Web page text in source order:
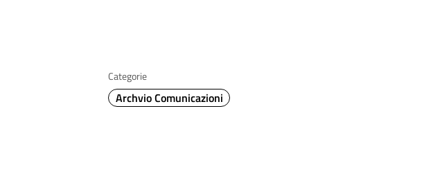
Categorie
Archvio Comunicazioni